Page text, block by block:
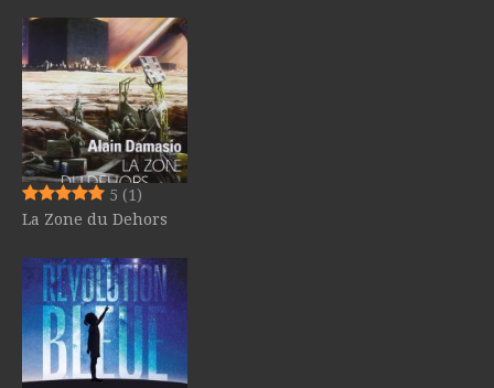
5 (1)
La Zone du Dehors